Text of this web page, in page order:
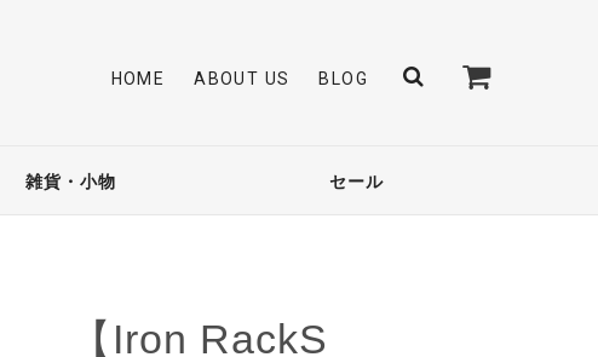
HOME ABOUT US BLOG
雑貨・小物 セール
【Iron RackS